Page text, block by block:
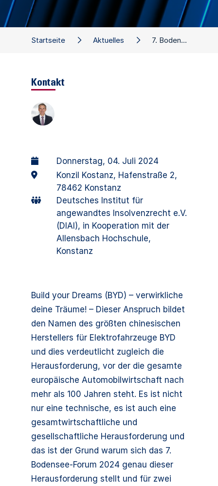
Donnerstag, 04. Juli 2024
Konzil Kostanz, Hafenstraße 2,
78462 Konstanz
Deutsches Institut für
angewandtes Insolvenzrecht e.V.
(DIAI), in Kooperation mit der
Allensbach Hochschule,
Konstanz
Build your Dreams (BYD) – verwirkliche
deine Träume! – Dieser Anspruch bildet
den Namen des größten chinesischen
Herstellers für Elektrofahrzeuge BYD
und dies verdeutlicht zugleich die
Herausforderung, vor der die gesamte
europäische Automobilwirtschaft nach
mehr als 100 Jahren steht. Es ist nicht
nur eine technische, es ist auch eine
gesamtwirtschaftliche und
gesellschaftliche Herausforderung und
das ist der Grund warum sich das 7.
Bodensee-Forum 2024 genau dieser
Herausforderung stellt und für zwei
Kontakt
Startseite Aktuelles 7. Bodensee-Forum 2024 – Die Zukunft der Automobilwirtschaft in Europa